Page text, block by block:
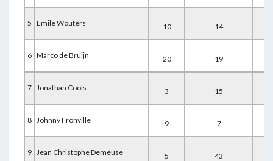
5 Emile Wouters 10 14
6 Marco de Bruijn 20 19
7 Jonathan Cools 3 15
8 Johnny Fronville 9 7
9 Jean Christophe Demeuse 5 43